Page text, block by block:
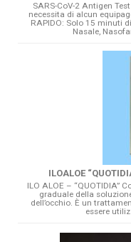
SARS-CoV-2 Antigen
necessita di alcun
RAPIDO: Solo 15 minuti
Nasale,
ILOALOE
ILO ALOE – “QUOTIDIA”
graduale della
dell’occhio. È un
essere